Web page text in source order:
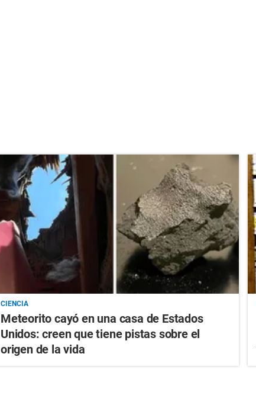
CIENCIA
Meteorito cayó en una casa de Estados
Unidos: creen que tiene pistas sobre el
origen de la vida